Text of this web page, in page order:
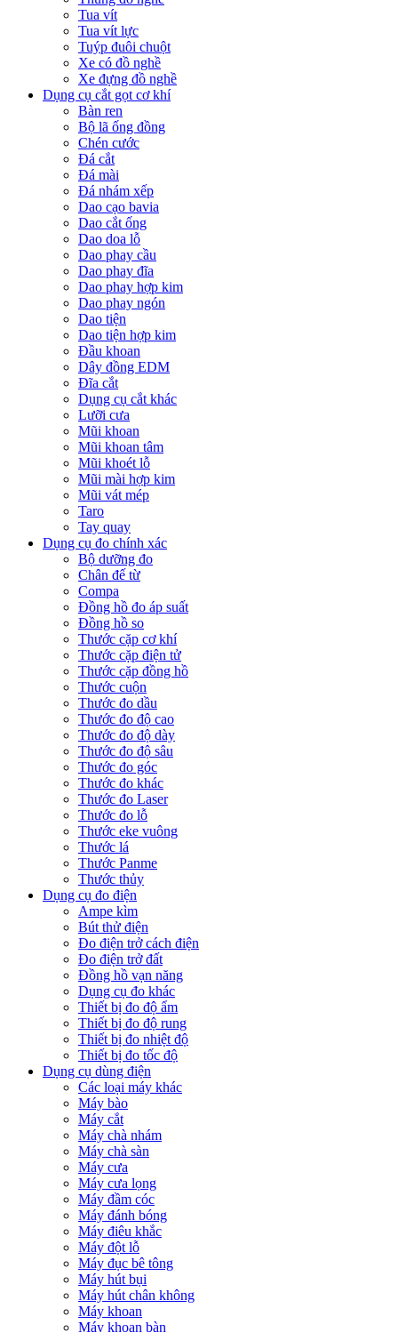
Tua vít
Tua vít lực
Tuýp đuôi chuột
Xe có đồ nghề
Xe đựng đồ nghề
Dụng cụ cắt gọt cơ khí
Bàn ren
Bộ lã ống đồng
Chén cước
Đá cắt
Đá mài
Đá nhám xếp
Dao cạo bavia
Dao cắt ống
Dao doa lỗ
Dao phay cầu
Dao phay đĩa
Dao phay hợp kim
Dao phay ngón
Dao tiện
Dao tiện hợp kim
Đầu khoan
Dây đồng EDM
Đĩa cắt
Dụng cụ cắt khác
Lưỡi cưa
Mũi khoan
Mũi khoan tâm
Mũi khoét lỗ
Mũi mài hợp kim
Mũi vát mép
Taro
Tay quay
Dụng cụ đo chính xác
Bộ dưỡng đo
Chân đế từ
Compa
Đồng hồ đo áp suất
Đồng hồ so
Thước cặp cơ khí
Thước cặp điện tử
Thước cặp đồng hồ
Thước cuộn
Thước đo dầu
Thước đo độ cao
Thước đo độ dày
Thước đo độ sâu
Thước đo góc
Thước đo khác
Thước đo Laser
Thước đo lỗ
Thước eke vuông
Thước lá
Thước Panme
Thước thủy
Dụng cụ đo điện
Ampe kìm
Bút thử điện
Đo điện trở cách điện
Đo điện trở đất
Đồng hồ vạn năng
Dụng cụ đo khác
Thiết bị đo độ ẩm
Thiết bị đo độ rung
Thiết bị đo nhiệt độ
Thiết bị đo tốc độ
Dụng cụ dùng điện
Các loại máy khác
Máy bào
Máy cắt
Máy chà nhám
Máy chà sàn
Máy cưa
Máy cưa lọng
Máy đầm cóc
Máy đánh bóng
Máy điêu khắc
Máy đột lỗ
Máy đục bê tông
Máy hút bụi
Máy hút chân không
Máy khoan
Máy khoan bàn